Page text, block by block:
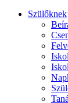
Szülőknek